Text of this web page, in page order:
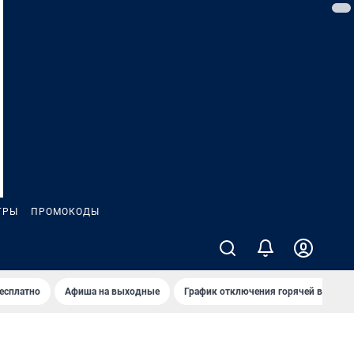
ПРОМОКОДЫ
Афиша на выходные График отключения горячей воды в